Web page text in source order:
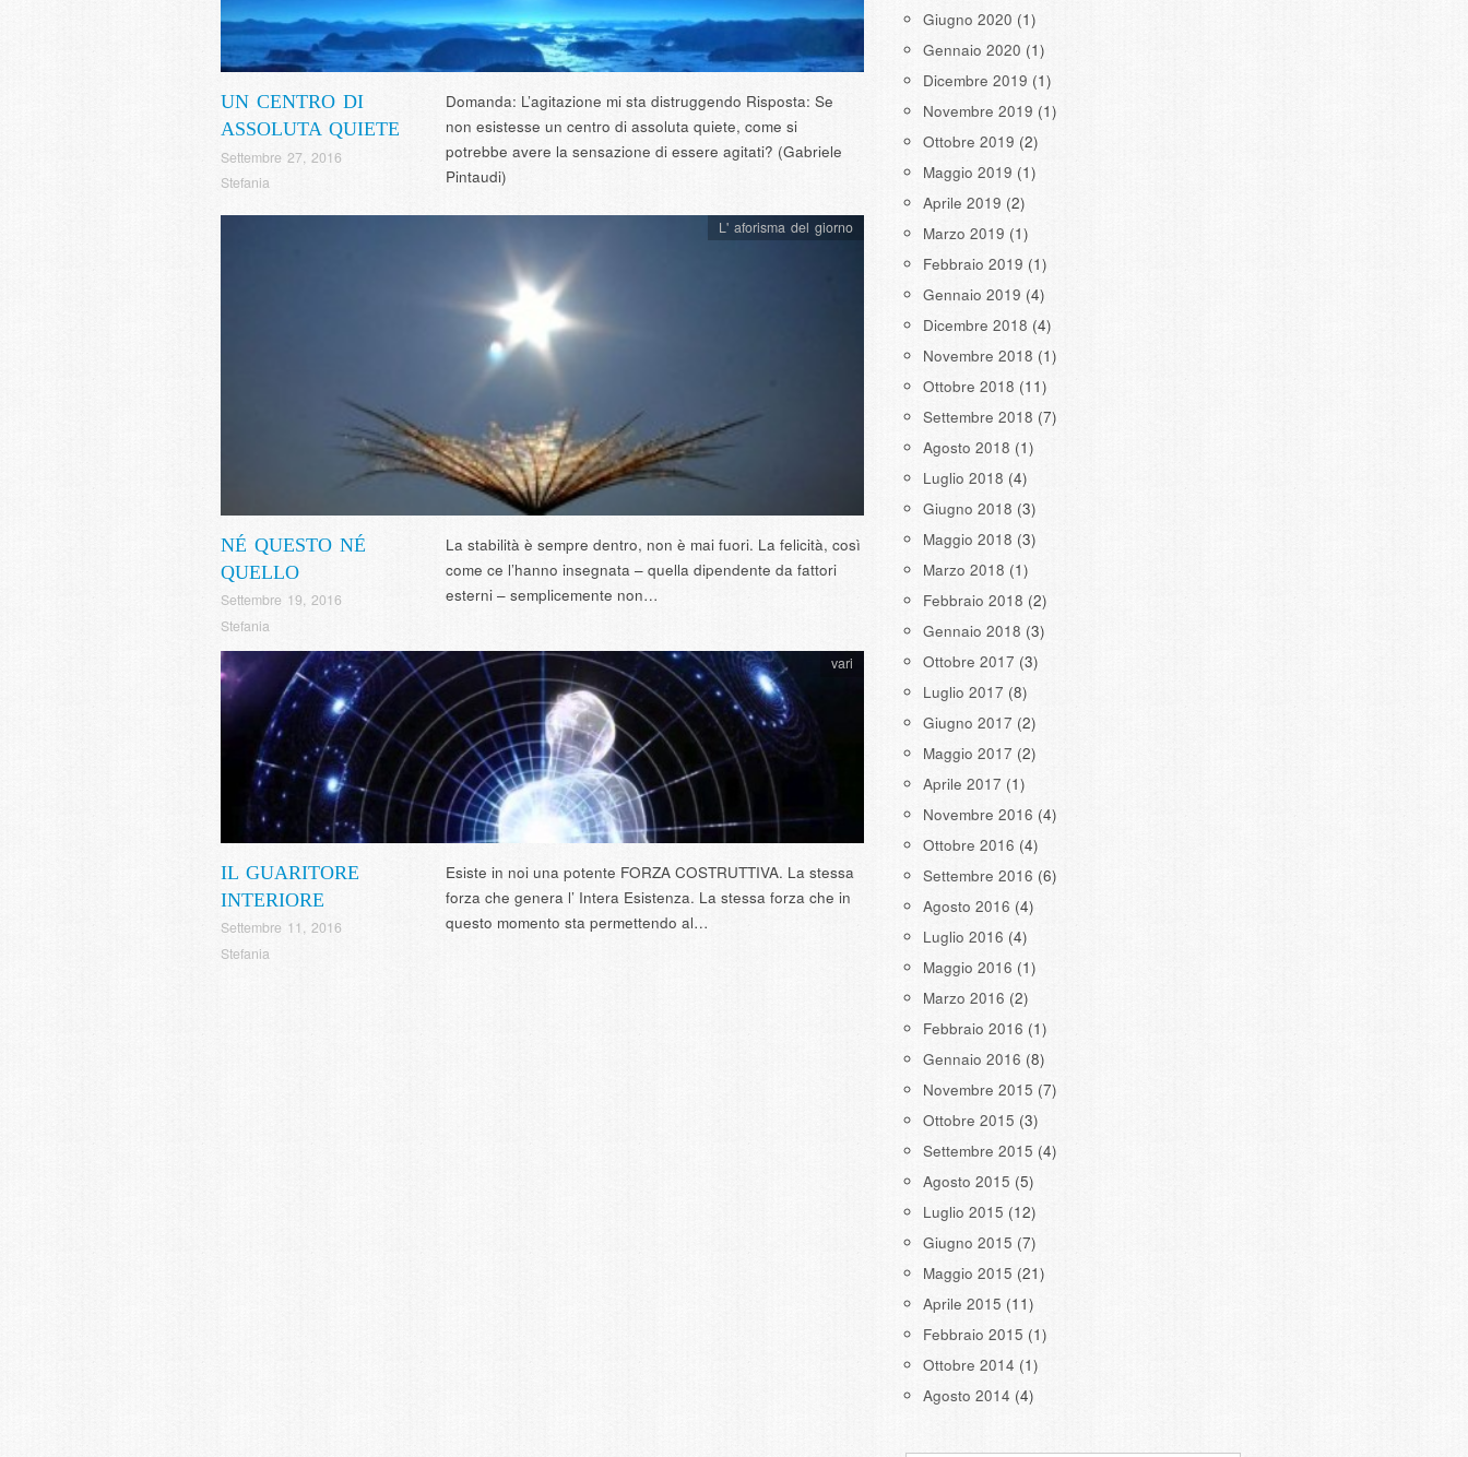
UN CENTRO DI
ASSOLUTA QUIETE
Settembre 27, 2016
Stefania
Domanda: L’agitazione mi sta distruggendo Risposta: Se
non esistesse un centro di assoluta quiete, come si
potrebbe avere la sensazione di essere agitati? (Gabriele
Pintaudi)
NÉ QUESTO NÉ
QUELLO
Settembre 19, 2016
Stefania
L' aforisma del giorno
La stabilità è sempre dentro, non è mai fuori. La felicità, così
come ce l’hanno insegnata – quella dipendente da fattori
esterni – semplicemente non…
IL GUARITORE
INTERIORE
Settembre 11, 2016
Stefania
vari
Esiste in noi una potente FORZA COSTRUTTIVA. La stessa
forza che genera l’ Intera Esistenza. La stessa forza che in
questo momento sta permettendo al…
Giugno 2020 (1)
Gennaio 2020 (1)
Dicembre 2019 (1)
Novembre 2019 (1)
Ottobre 2019 (2)
Maggio 2019 (1)
Aprile 2019 (2)
Marzo 2019 (1)
Febbraio 2019 (1)
Gennaio 2019 (4)
Dicembre 2018 (4)
Novembre 2018 (1)
Ottobre 2018 (11)
Settembre 2018 (7)
Agosto 2018 (1)
Luglio 2018 (4)
Giugno 2018 (3)
Maggio 2018 (3)
Marzo 2018 (1)
Febbraio 2018 (2)
Gennaio 2018 (3)
Ottobre 2017 (3)
Luglio 2017 (8)
Giugno 2017 (2)
Maggio 2017 (2)
Aprile 2017 (1)
Novembre 2016 (4)
Ottobre 2016 (4)
Settembre 2016 (6)
Agosto 2016 (4)
Luglio 2016 (4)
Maggio 2016 (1)
Marzo 2016 (2)
Febbraio 2016 (1)
Gennaio 2016 (8)
Novembre 2015 (7)
Ottobre 2015 (3)
Settembre 2015 (4)
Agosto 2015 (5)
Luglio 2015 (12)
Giugno 2015 (7)
Maggio 2015 (21)
Aprile 2015 (11)
Febbraio 2015 (1)
Ottobre 2014 (1)
Agosto 2014 (4)